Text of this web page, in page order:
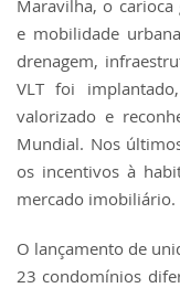
Maravilha, o
e mobilidade
drenagem,
VLT foi
valorizado e
Mundial. Nos
os incentivos à
mercado imobiliário.
O lançamento de
23 condomínios